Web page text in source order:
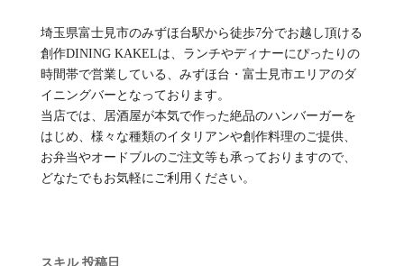
埼玉県富士見市のみずほ台駅から徒歩7分でお越し頂ける
創作DINING KAKELは、ランチやディナーにぴったりの
時間帯で営業している、みずほ台・富士見市エリアのダ
イニングバーとなっております。
当店では、居酒屋が本気で作った絶品のハンバーガーを
はじめ、様々な種類のイタリアンや創作料理のご提供、
お弁当やオードブルのご注文等も承っておりますので、
どなたでもお気軽にご利用ください。
スキル 投稿日